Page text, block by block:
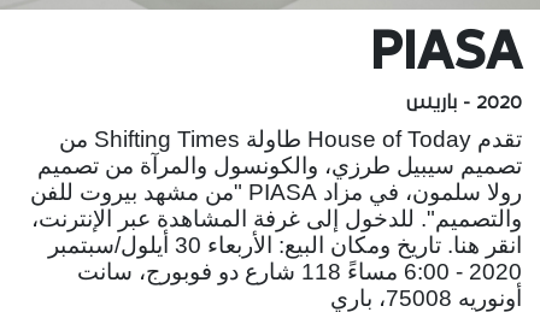
PIASA
2020 - باريس
تقدم House of Today طاولة Shifting Times من
تصميم سيبيل طرزي، والكونسول والمرآة من تصميم
رولا سلمون، في مزاد PIASA "من مشهد بيروت للفن
والتصميم". للدخول إلى غرفة المشاهدة عبر الإنترنت،
انقر هنا. تاريخ ومكان البيع: الأربعاء 30 أيلول/سبتمبر
2020 - 6:00 مساءً 118 شارع دو فوبورج، سانت
أونوريه 75008، باري